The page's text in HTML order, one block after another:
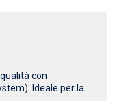
con
Ideale per la